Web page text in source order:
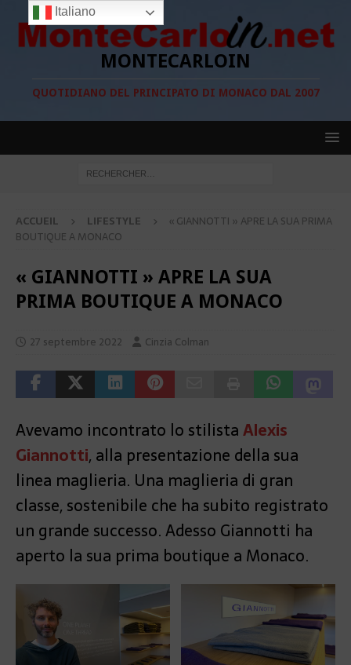
MONTECARLOIN
QUOTIDIANO DEL PRINCIPATO DI MONACO DAL 2007
ACCUEIL LIFESTYLE
« GIANNOTTI » APRE LA SUA PRIMA
BOUTIQUE A MONACO
« GIANNOTTI » APRE LA SUA
PRIMA BOUTIQUE A MONACO
27 septembre 2022 Cinzia Colman
Avevamo incontrato lo stilistaAlexis
Giannotti, alla presentazione della sua
linea maglieria. Una maglieria di gran
classe, sostenibile che ha subito registrato
un grande successo. Adesso Giannotti ha
aperto la sua prima boutique a Monaco.
Italiano